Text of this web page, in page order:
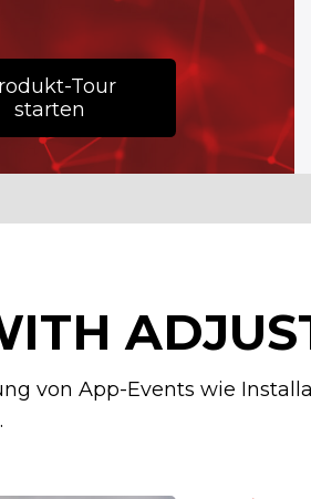
Tour
starten
von App-Events wie